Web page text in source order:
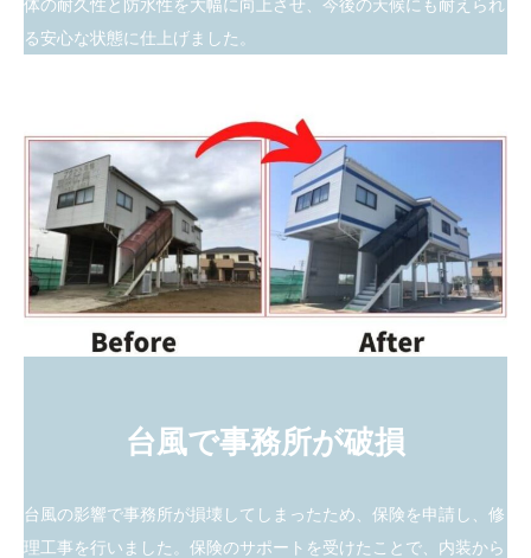
体の耐久性と防水性を大幅に向上させ、今後の天候にも耐えられ
る安心な状態に仕上げました。
台風で事務所が破損
台風の影響で事務所が損壊してしまったため、保険を申請し、修
理工事を行いました。保険のサポートを受けたことで、内装から